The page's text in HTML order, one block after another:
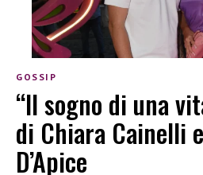
GOSSIP
“Il sogno di una
di Chiara Cainelli
D’Apice